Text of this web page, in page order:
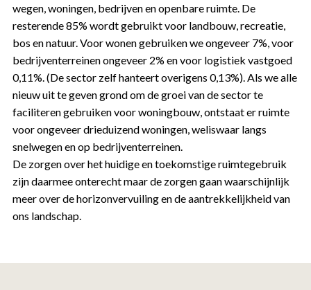
wegen, woningen, bedrijven en openbare ruimte. De
resterende 85% wordt gebruikt voor landbouw, recreatie,
bos en natuur. Voor wonen gebruiken we ongeveer 7%, voor
bedrijventerreinen ongeveer 2% en voor logistiek vastgoed
0,11%. (De sector zelf hanteert overigens 0,13%). Als we alle
nieuw uit te geven grond om de groei van de sector te
faciliteren gebruiken voor woningbouw, ontstaat er ruimte
voor ongeveer drieduizend woningen, weliswaar langs
snelwegen en op bedrijventerreinen.
De zorgen over het huidige en toekomstige ruimtegebruik
zijn daarmee onterecht maar de zorgen gaan waarschijnlijk
meer over de horizonvervuiling en de aantrekkelijkheid van
ons landschap.